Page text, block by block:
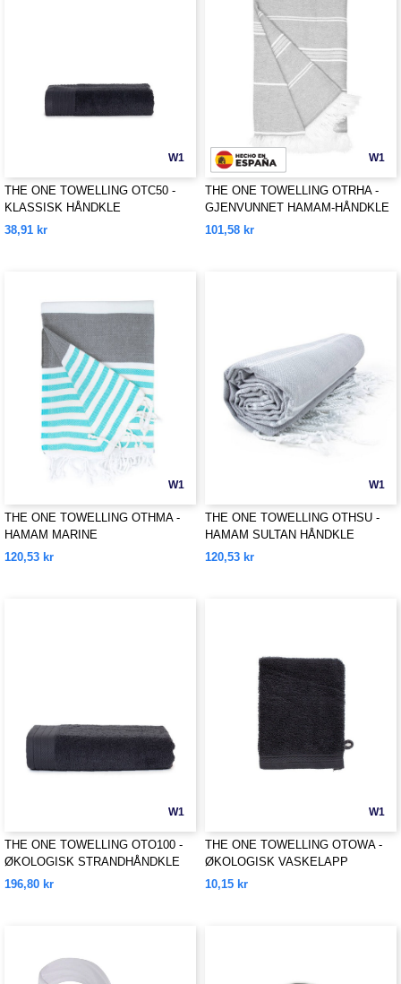
W1
THE ONE TOWELLING OTC50 -
KLASSISK HÅNDKLE
38,91 kr
W1
THE ONE TOWELLING OTRHA -
GJENVUNNET HAMAM-HÅNDKLE
AV GJENVUNNET MATERIALE
101,58 kr
W1
THE ONE TOWELLING OTHMA -
HAMAM MARINE
120,53 kr
W1
THE ONE TOWELLING OTHSU -
HAMAM SULTAN HÅNDKLE
120,53 kr
W1
THE ONE TOWELLING OTO100 -
ØKOLOGISK STRANDHÅNDKLE
196,80 kr
W1
THE ONE TOWELLING OTOWA -
ØKOLOGISK VASKELAPP
10,15 kr